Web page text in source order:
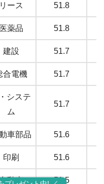
リース 51.8
医薬品 51.8
建設 51.7
合電機 51.7
システ
ム
51.7
車部品 51.6
印刷 51.6
動車 51.5